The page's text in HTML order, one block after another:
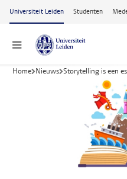
Ga naar hoofdinhoud
Universiteit Leiden Studenten
Menu
Home Nieuws Storytelling is een